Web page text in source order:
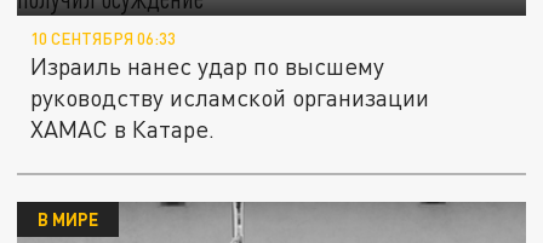
10 СЕНТЯБРЯ 06:33
Израиль нанес удар по высшему
руководству исламской организации
ХАМАС в Катаре.
В МИРЕ